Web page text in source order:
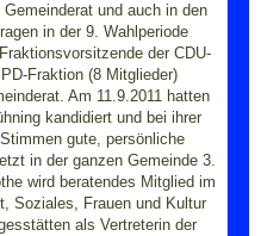
und auch in den
in der 9. Wahlperiode
der CDU-
Fraktion (8 Mitglieder)
Am 11.9.2011 hatten
kandidiert und bei ihrer
gute, persönliche
in der ganzen Gemeinde 3.
wird beratendes Mitglied im
Soziales, Frauen und Kultur
als Vertreterin der